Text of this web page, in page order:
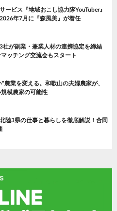
ービス『地域おこし協力隊YouTuber』
年7月に『森風美』が着任
社が副業・兼業人材の連携協定を締結
ッチング交流会もスタート
農業を変える。和歌山の夫婦農家が、
模農家の可能性
陸3県の仕事と暮らしを徹底解説！合同